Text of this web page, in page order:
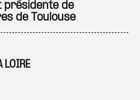
LOIRE
présidente de
de Toulouse